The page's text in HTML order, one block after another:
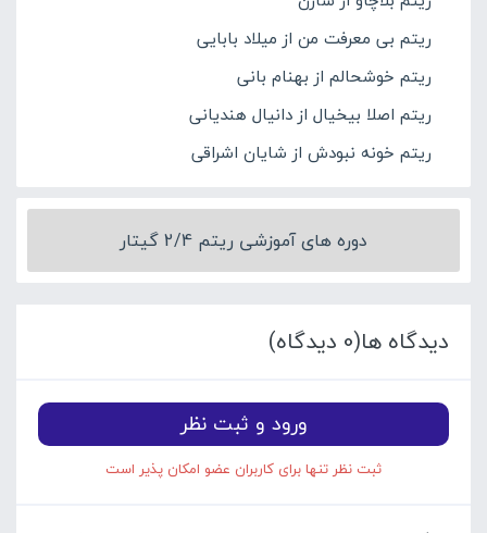
ریتم بی معرفت من از میلاد بابایی
ریتم خوشحالم از بهنام بانی
ریتم اصلا بیخیال از دانیال هندیانی
ریتم خونه نبودش از شایان اشراقی
دوره های آموزشی ریتم 2/4 گیتار
دیدگاه ها(0 دیدگاه)
ورود و ثبت نظر
ثبت نظر تنها برای کاربران عضو امکان پذیر است